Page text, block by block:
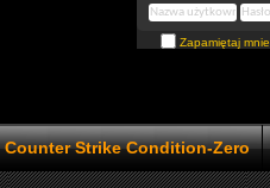
Zapamiętaj mnie
Counter Strike Condition-Zero